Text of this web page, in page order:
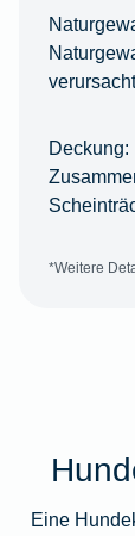
Deckung:
*Weitere
Eine